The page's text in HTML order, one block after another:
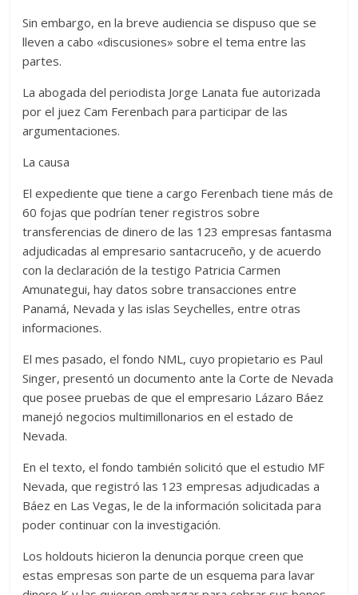
Sin embargo, en la breve audiencia se dispuso que se
lleven a cabo «discusiones» sobre el tema entre las
partes.
La abogada del periodista Jorge Lanata fue autorizada
por el juez Cam Ferenbach para participar de las
argumentaciones.
La causa
El expediente que tiene a cargo Ferenbach tiene más de
60 fojas que podrían tener registros sobre
transferencias de dinero de las 123 empresas fantasma
adjudicadas al empresario santacruceño, y de acuerdo
con la declaración de la testigo Patricia Carmen
Amunategui, hay datos sobre transacciones entre
Panamá, Nevada y las islas Seychelles, entre otras
informaciones.
El mes pasado, el fondo NML, cuyo propietario es Paul
Singer, presentó un documento ante la Corte de Nevada
que posee pruebas de que el empresario Lázaro Báez
manejó negocios multimillonarios en el estado de
Nevada.
En el texto, el fondo también solicitó que el estudio MF
Nevada, que registró las 123 empresas adjudicadas a
Báez en Las Vegas, le de la información solicitada para
poder continuar con la investigación.
Los holdouts hicieron la denuncia porque creen que
estas empresas son parte de un esquema para lavar